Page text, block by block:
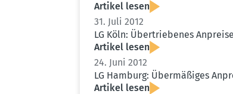
Artikel lesen
31. Juli 2012
LG Köln: Übertrie­benes
Artikel lesen
24. Juni 2012
LG Hamburg: Übermä­ßiges
Artikel lesen